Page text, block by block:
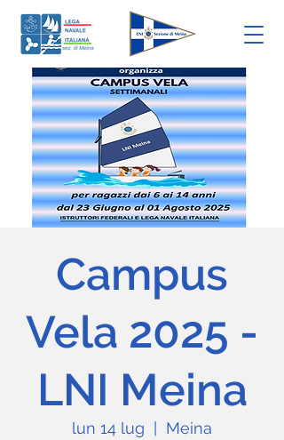
Campus
Vela 2025 -
LNI Meina
lun 14 lug Meina